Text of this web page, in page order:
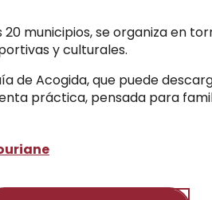
municipios, se organiza en
y culturales.
de Acogida, que puede
práctica, pensada para